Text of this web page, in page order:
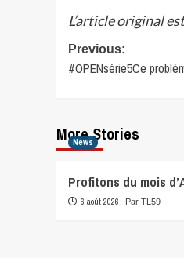
L’article original
Post
navigation
Previous:
#OPENsérie5Ce
More Stories
News
Profitons du mois
6 août 2026 Par TL59